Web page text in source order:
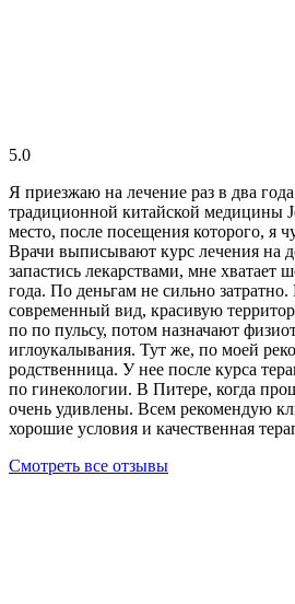
5.0
Я приезжаю на лечение раз в два
традиционной китайской медицины
место, после посещения которого, я
Врачи выписывают курс лечения на
запастись лекарствами, мне хватает
года. По деньгам не сильно
современный вид, красивую
по по пульсу, потом назначают
иглоукалывания. Тут же, по моей
родственница. У нее после курса
по гинекологии. В Питере, когда
очень удивлены. Всем рекомендую
хорошие условия и качественная
Смотреть все отзывы